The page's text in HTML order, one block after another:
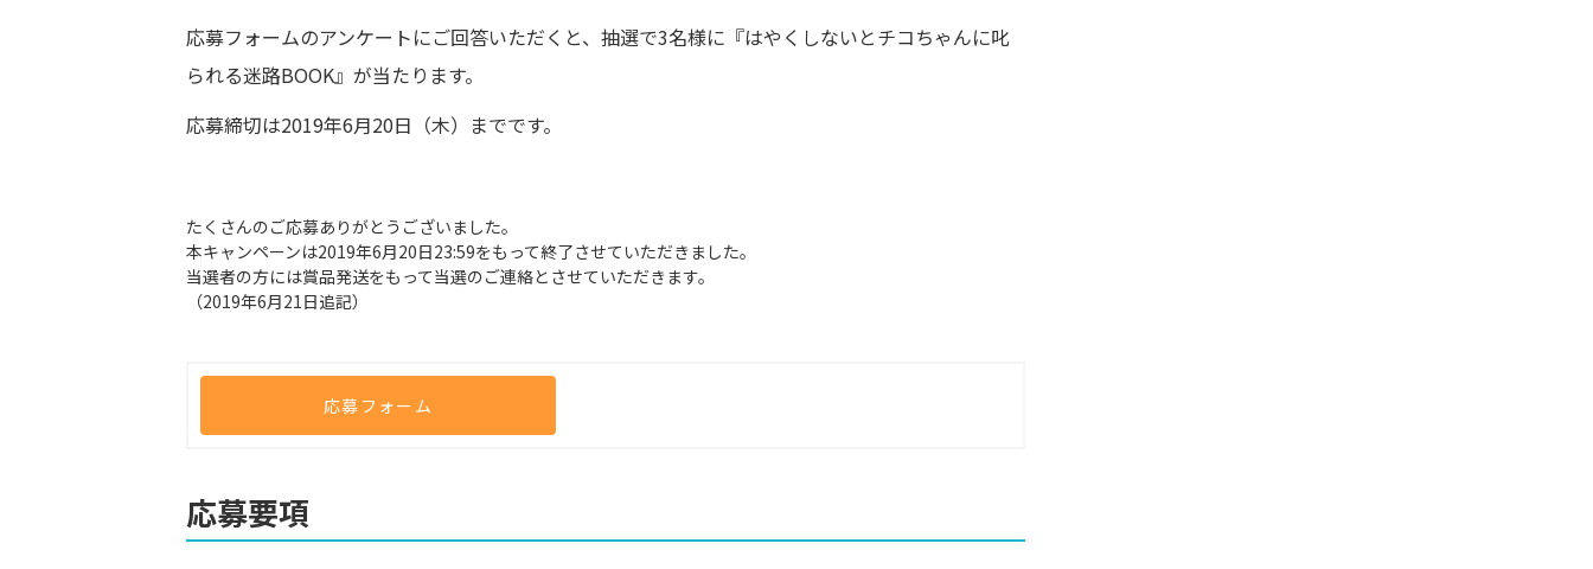
応募フォームのアンケートにご回答いただくと、抽選で3名様に『はやくしないとチコちゃんに叱
られる迷路BOOK』が当たります。
応募締切は2019年6月20日（木）までです。
たくさんのご応募ありがとうございました。
本キャンペーンは2019年6月20日23:59をもって終了させていただきました。
当選者の方には賞品発送をもって当選のご連絡とさせていただきます。
（2019年6月21日追記）
応募フォーム
応募要項